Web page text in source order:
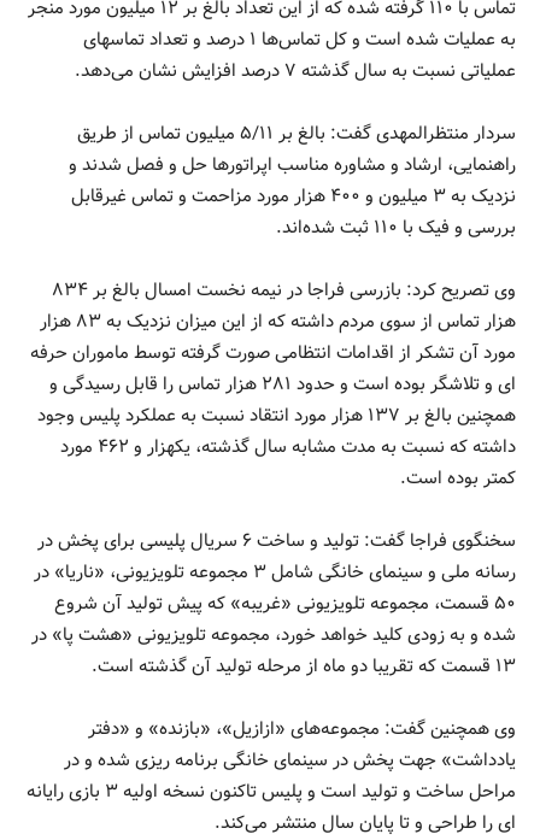
تماس با ۱۱۰ گرفته شده که از این تعداد بالغ بر ۱۲ میلیون مورد منجر
به عملیات شده است و کل تماس‌ها ۱ درصد و تعداد تماسهای
عملیاتی نسبت به سال گذشته ۷ درصد افزایش نشان می‌دهد.
سردار منتظرالمهدی گفت: بالغ بر ۵/۱۱ میلیون تماس از طریق
راهنمایی، ارشاد و مشاوره مناسب اپراتورها حل و فصل شدند و
نزدیک به ۳ میلیون و ۴۰۰ هزار مورد مزاحمت و تماس غیرقابل
بررسی و فیک با ۱۱۰ ثبت شده‌اند.
وی تصریح کرد: بازرسی فراجا در نیمه نخست امسال بالغ بر ۸۳۴
هزار تماس از سوی مردم داشته که از این میزان نزدیک به ۸۳ هزار
مورد آن تشکر از اقدامات انتظامی صورت گرفته توسط ماموران حرفه
ای و تلاشگر بوده است و حدود ۲۸۱ هزار تماس را قابل رسیدگی و
همچنین بالغ بر ۱۳۷ هزار مورد انتقاد نسبت به عملکرد پلیس وجود
داشته که نسبت به مدت مشابه سال گذشته، یکهزار و ۴۶۲ مورد
کمتر بوده است.
سخنگوی فراجا گفت: تولید و ساخت ۶ سریال پلیسی برای پخش در
رسانه ملی و سینمای خانگی شامل ۳ مجموعه تلویزیونی، «ناریا» در
۵۰ قسمت، مجموعه تلویزیونی «غریبه» که پیش تولید آن شروع
شده و به زودی کلید خواهد خورد، مجموعه تلویزیونی «هشت پا» در
۱۳ قسمت که تقریبا دو ماه از مرحله تولید آن گذشته است.
وی همچنین گفت: مجموعه‌های «ازازیل»، «بازنده» و «دفتر
یادداشت» جهت پخش در سینمای خانگی برنامه ریزی شده و در
مراحل ساخت و تولید است و پلیس تاکنون نسخه اولیه ۳ بازی رایانه
ای را طراحی و تا پایان سال منتشر می‌کند.